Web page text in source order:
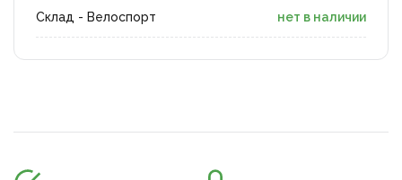
Склад - Велоспорт нет в наличии